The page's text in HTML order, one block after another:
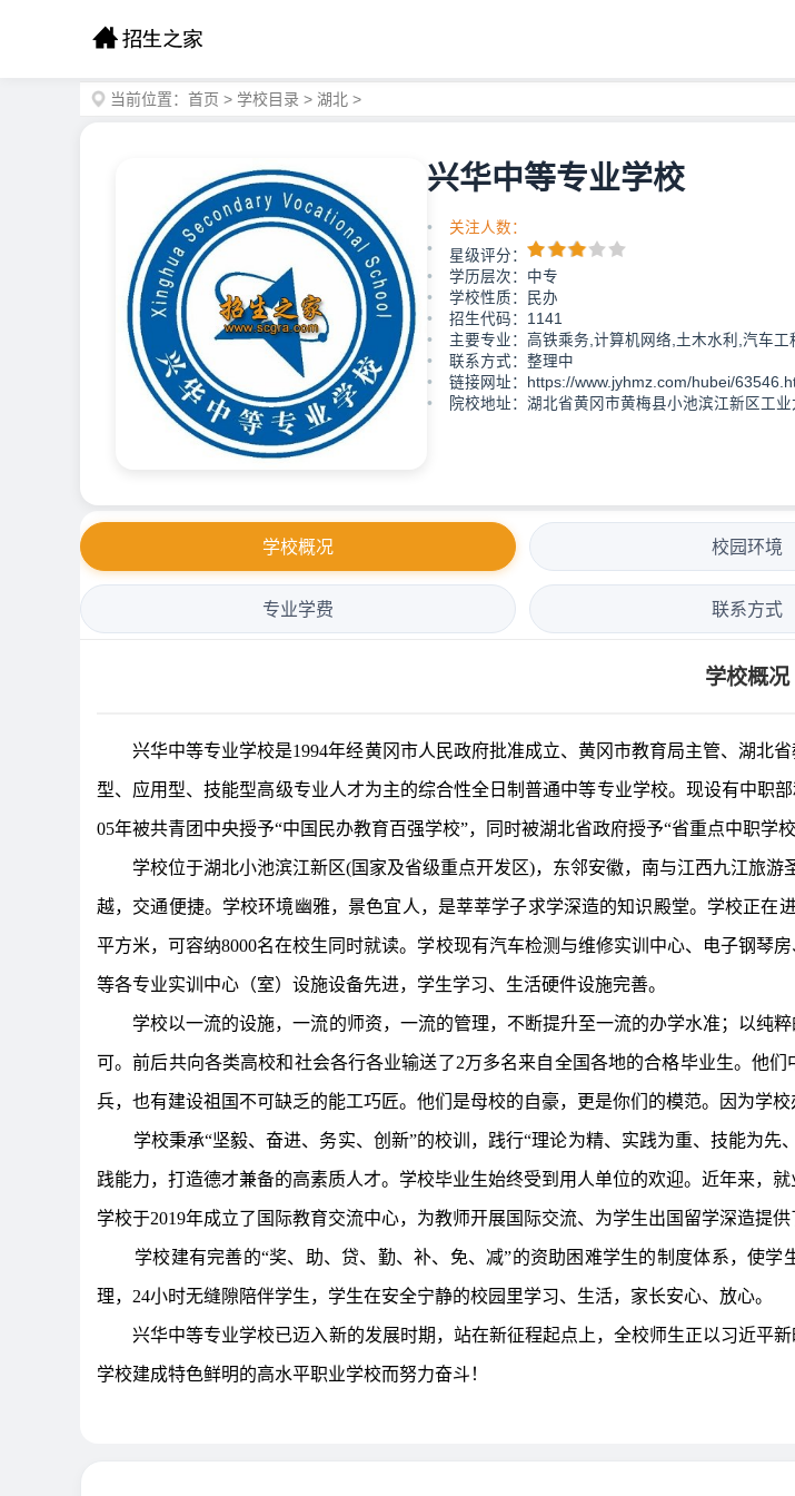
当前位置： 首页 > 学校目录 > 湖北 >
兴华中等专业学校
关注人数：
星级评分：
学历层次：中专
学校性质：民办
招生代码：1141
主要专业：高铁乘务,计算机网络,土木水利,汽车
联系方式：整理中
链接网址：https://www.jyhmz.com/hubei/
院校地址：湖北省黄冈市黄梅县小池滨江新区工业
学校概况 校园环境
专业学费 联系方式
学校概况
兴华中等专业学校是1994年经黄冈市人民政府批准成立、黄冈市教育局主管、湖北
型、应用型、技能型高级专业人才为主的综合性全日制普通中等专业学校。现设有中职
05年被共青团中央授予“中国民办教育百强学校”，同时被湖北省政府授予“省重点中职学校
学校位于湖北小池滨江新区(国家及省级重点开发区)，东邻安徽，南与江西九江旅
越，交通便捷。学校环境幽雅，景色宜人，是莘莘学子求学深造的知识殿堂。学校正在
平方米，可容纳8000名在校生同时就读。学校现有汽车检测与维修实训中心、电子钢琴
等各专业实训中心（室）设施设备先进，学生学习、生活硬件设施完善。
学校以一流的设施，一流的师资，一流的管理，不断提升至一流的办学水准；以纯
可。前后共向各类高校和社会各行各业输送了2万多名来自全国各地的合格毕业生。他
兵，也有建设祖国不可缺乏的能工巧匠。他们是母校的自豪，更是你们的模范。因为学
学校秉承“坚毅、奋进、务实、创新”的校训，践行“理论为精、实践为重、技能为
践能力，打造德才兼备的高素质人才。学校毕业生始终受到用人单位的欢迎。近年来，
学校于2019年成立了国际教育交流中心，为教师开展国际交流、为学生出国留学深造提供
学校建有完善的“奖、助、贷、勤、补、免、减”的资助困难学生的制度体系，使
理，24小时无缝隙陪伴学生，学生在安全宁静的校园里学习、生活，家长安心、放心。
兴华中等专业学校已迈入新的发展时期，站在新征程起点上，全校师生正以习近平
学校建成特色鲜明的高水平职业学校而努力奋斗！